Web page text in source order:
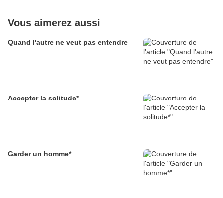
Vous aimerez aussi
Quand l'autre ne veut pas entendre
Accepter la solitude*
Garder un homme*